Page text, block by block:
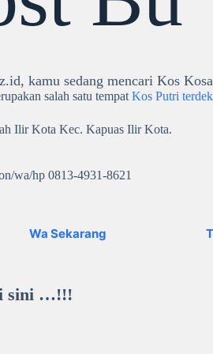
kamu sedang mencari Kos
salah satu tempatKos Putri
Ilir Kota Kec. Kapuas Ilir Kota.
wa/hp 0813-4931-8621
Wa Sekarang
sini …!!!